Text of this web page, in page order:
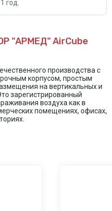
год.
"АРМЕД" AirCube
производства с
корпусом, простым
на вертикальных и
зарегистрированный
воздуха как в
помещениях, офисах,